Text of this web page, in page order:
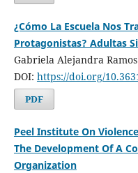
¿Cómo La Escuela Nos
Protagonistas? Adultas
Gabriela Alejandra Ramos
DOI: https://doi.org/
PDF
Peel Institute On
The Development Of A
Organization